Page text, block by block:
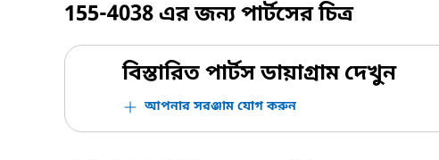
155-4038এর জন্য পার্টসের চিত্র
বিস্তারিত পার্টস ডায়াগ্রাম দেখুন
আপনার সরঞ্জাম যোগ করুন